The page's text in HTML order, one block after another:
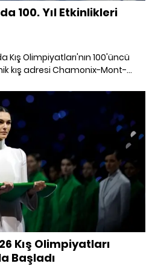
100. Yıl Etkinlikleri
Olimpiyatları'nın 100'üncü
kış adresi Chamonix-Mont-
Kış Olimpiyatları
Başladı